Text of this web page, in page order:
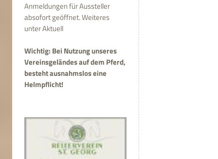
Anmeldungen für Aussteller
absofort geöffnet. Weiteres
unter Aktuell
Wichtig: Bei Nutzung unseres
Vereinsgeländes auf dem Pferd,
besteht ausnahmslos eine
Helmpflicht!